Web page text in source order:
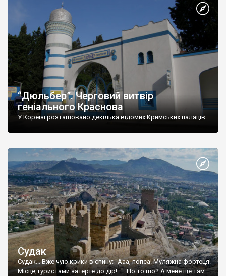
“Дюльбер”. Черговий витвір
геніального Краснова
У Кореїзі розташовано декілька відомих Кримських палаців.
Судак
Судак... Вже чую крики в спину: "Ааа, попса! Муляжна фортеця!
Місце,туристами затерте до дір!..." Но то шо? А мене ще там